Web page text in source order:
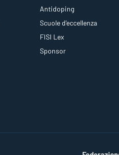
Antidoping
Scuole d'eccellenza
FISI Lex
Sponsor